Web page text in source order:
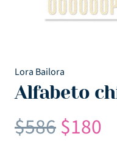
Lora Bailora
Alfabeto
$586El
precio
$180